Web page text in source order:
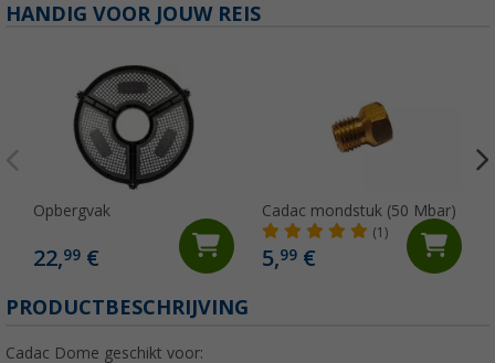
HANDIG VOOR JOUW REIS
Opbergvak
22,99 €
Cadac mondstuk (50 Mbar)
(1)
5,99€
PRODUCTBESCHRIJVING
Cadac Dome geschikt voor: